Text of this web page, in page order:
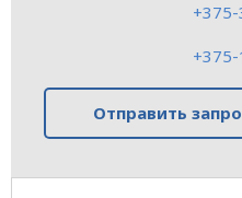
Отправить